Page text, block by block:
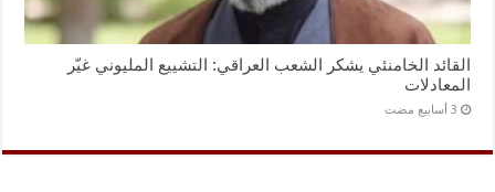
القائد الخامنئي يشكر الشعب العراقي: التشييع المليوني غيّر
المعادلات